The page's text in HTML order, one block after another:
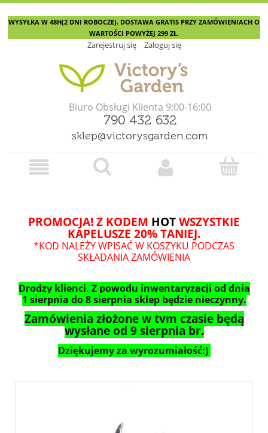
WYSYŁKA W 48H(2 DNI ROBOCZE). DOSTAWA GRATIS PRZY ZAMÓWIENIACH O
WARTOŚCI POWYŻEJ 299 ZŁ.
Zarejestruj się Zaloguj się
Biuro Obsługi Klienta 9:00-16:00
790 432 632
sklep@victorysgarden.com
PROMOCJA! Z KODEM HOT WSZYSTKIE
KAPELUSZE 20% TANIEJ.
*KOD NALEŻY WPISAĆ W KOSZYKU PODCZAS
SKŁADANIA ZAMÓWIENIA
Drodzy klienci. Z powodu inwentaryzacji od dnia
1 sierpnia do 8 sierpnia sklep będzie nieczynny.
Zamówienia złożone w tym czasie będą
wysłane od 9 sierpnia br.
Dziękujemy za wyrozumiałość:)